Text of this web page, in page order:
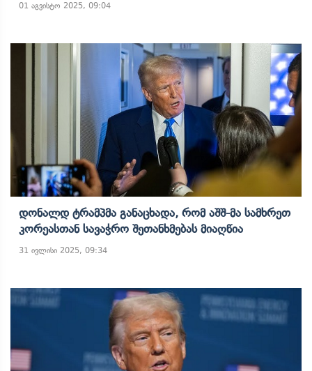
01 აგვისტო 2025, 09:04
Დონალდ Ტრამპმა Განაცხადა, Რომ Აშშ-Მა Სამხრეთ
Კორეასთან Სავაჭრო Შეთანხმებას Მიაღწია
31 ივლისი 2025, 09:34